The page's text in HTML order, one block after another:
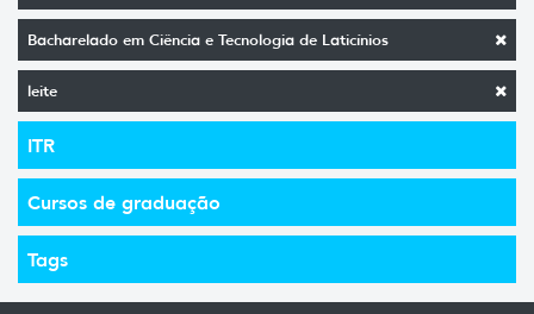
Bacharelado em Ciência e Tecnologia de Laticínios
leite
ITR
Cursos de graduação
Tags